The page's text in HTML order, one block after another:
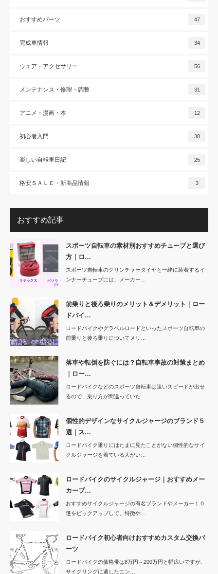
おすすめパーツ 47
完成車情報 34
ウェア・アクセサリー 56
メンテナンス・修理・調整 31
アニメ・漫画・本 12
初心者入門 38
楽しい自転車日記 25
格安ＳＡＬＥ・新商品情報 3
おすすめ記事
スポーツ自転車の素材別おすすめチューブと選び
方｜ロ…
スポーツ自転車のクリンチャータイヤと一緒に装着するイ
ンナーチューブには、メーカー…
前乗りと後ろ乗りのメリット＆デメリット｜ロー
ドバイ…
ロードバイクやグラベルロードといったスポーツ自転車の
前乗りと後ろ乗りについてメリ…
落車や転倒を防ぐには？自転車事故の対策まとめ
｜ロー…
ロードバイクなどのスポーツ自転車は速いスピードが出せ
るので、乗り方が間違っていた…
個性的デザインなサイクルジャージのブランド５
選｜ス…
ロードバイク乗りにはたまに見たことがない個性的なサイ
クルジャージを着ている人がい…
ロードバイクのサイクルジャージ｜おすすめメー
カーブ…
おすすめサイクルジャージの有名ブランドやメーカー１０
選をピックアップして、特徴や…
ロードバイク初心者向けおすすめカスタム交換パ
ーツ
ロードバイクの価格帯は8万円～200万円と幅広いですが、
サイクリングに適したエン…